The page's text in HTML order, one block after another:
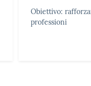
Obiettivo:
professioni